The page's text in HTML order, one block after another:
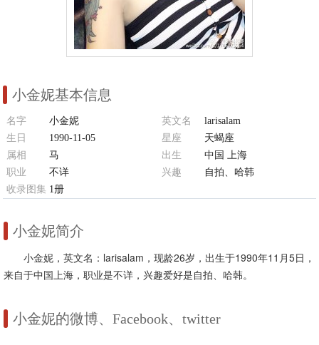
小金妮基本信息
名字 小金妮 英文名
larisalam
生日
1990-11-05 星座
天蝎座
属相
马 出生
中国 上海
职业
不详 兴趣
自拍、哈韩
收录图集 1册
小金妮简介
小金妮，英文名：larisalam，现龄26岁，出生于1990年11月5日，
来自于中国上海，职业是不详，兴趣爱好是自拍、哈韩。
小金妮的微博、Facebook、twitter